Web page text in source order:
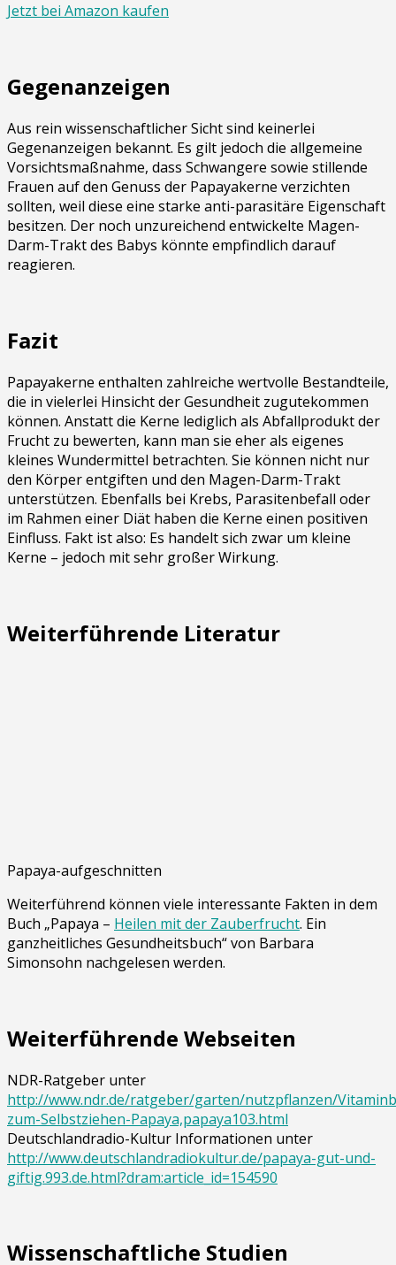
Jetzt bei Amazon kaufen
Gegenanzeigen
Aus rein wissenschaftlicher Sicht sind keinerlei
Gegenanzeigen bekannt. Es gilt jedoch die allgemeine
Vorsichtsmaßnahme, dass Schwangere sowie stillende
Frauen auf den Genuss der Papayakerne verzichten
sollten, weil diese eine starke anti-parasitäre Eigenschaft
besitzen. Der noch unzureichend entwickelte Magen-
Darm-Trakt des Babys könnte empfindlich darauf
reagieren.
Fazit
Papayakerne enthalten zahlreiche wertvolle Bestandteile,
die in vielerlei Hinsicht der Gesundheit zugutekommen
können. Anstatt die Kerne lediglich als Abfallprodukt der
Frucht zu bewerten, kann man sie eher als eigenes
kleines Wundermittel betrachten. Sie können nicht nur
den Körper entgiften und den Magen-Darm-Trakt
unterstützen. Ebenfalls bei Krebs, Parasitenbefall oder
im Rahmen einer Diät haben die Kerne einen positiven
Einfluss. Fakt ist also: Es handelt sich zwar um kleine
Kerne – jedoch mit sehr großer Wirkung.
Weiterführende Literatur
Papaya-aufgeschnitten
Weiterführend können viele interessante Fakten in dem
Buch „Papaya – Heilen mit der Zauberfrucht. Ein
ganzheitliches Gesundheitsbuch“ von Barbara
Simonsohn nachgelesen werden.
Weiterführende Webseiten
NDR-Ratgeber unter
http://www.ndr.de/ratgeber/garten/nutzpflanzen/
zum-Selbstziehen-Papaya,papaya103.html
Deutschlandradio-Kultur Informationen unter
http://www.deutschlandradiokultur.de/papaya-gut-und-
giftig.993.de.html?dram:article_id=154590
Wissenschaftliche Studien